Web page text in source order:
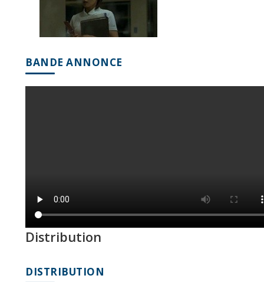
BANDE ANNONCE
Distribution
DISTRIBUTION